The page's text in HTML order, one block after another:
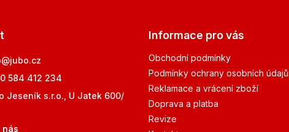
@jubo.cz
584 412 234
Jeseník s.r.o., U Jatek 600/
nás
Informace pro vás
Obchodní podmínky
Podmínky ochrany osobních údajů
Reklamace a vrácení zboží
Doprava a platba
Revize